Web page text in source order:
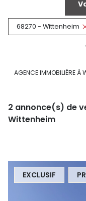
68270 - Wittenheim
AGENCE IMMOBILIÈRE À
2 annonce(s) de
Wittenheim
EXCLUSIF